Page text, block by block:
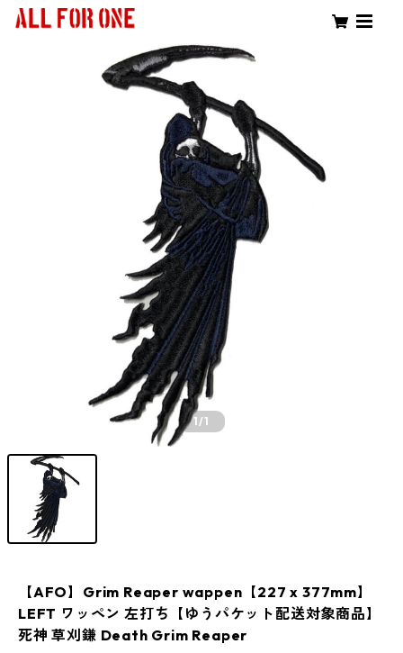
1/1
【AFO】Grim Reaper wappen【227 x 377mm】
LEFT ワッペン 左打ち【ゆうパケット配送対象商品】
死神 草刈鎌 Death Grim Reaper